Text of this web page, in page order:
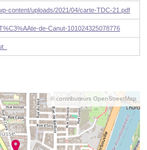
content/uploads/2021/04/carte-TDC-21.pdf
de-Canut-101024325078776
© contributeurs OpenStreetMap